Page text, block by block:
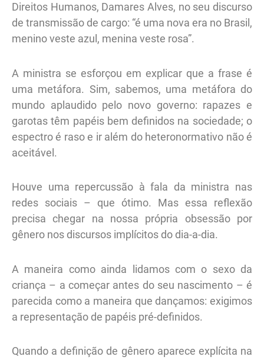
Direitos Humanos, Damares Alves, no seu discurso
de transmissão de cargo: “é uma nova era no Brasil,
menino veste azul, menina veste rosa”.
A ministra se esforçou em explicar que a frase é
uma metáfora. Sim, sabemos, uma metáfora do
mundo aplaudido pelo novo governo: rapazes e
garotas têm papéis bem definidos na sociedade; o
espectro é raso e ir além do heteronormativo não é
aceitável.
Houve uma repercussão à fala da ministra nas
redes sociais – que ótimo. Mas essa reflexão
precisa chegar na nossa própria obsessão por
gênero nos discursos implícitos do dia-a-dia.
A maneira como ainda lidamos com o sexo da
criança – a começar antes do seu nascimento – é
parecida como a maneira que dançamos: exigimos
a representação de papéis pré-definidos.
Quando a definição de gênero aparece explícita na